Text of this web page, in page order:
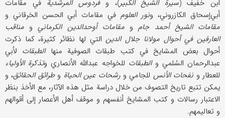
ابن خفيف (سيرة الشيخ الكبير)، وفردوس المرشدية في مقامات
أبي‌إسحاق الكازروني، ونور العلومفي مقامات أبي الحسن الخرقاني و
مقامات الشيخ أحمد جام و مقامات أوحد‌الدين الكرماني و مناقب
العارفين في أحوال مولانا جلال الدينالتي لها نظائر كثيرة، كما ذكرت
أحوال بعض المشايخ في كتب طبقات الصوفية منهاالطبقات لأبي
عبد‌الرحمان السُلمي والطبقات للخواجه عبدالله الأنصاري وتذكرة الأولياء
للعطار و نفحات الأنس للجامي ورشحات عين الحياة وطرائق الحقائق، و
يمكن تتبع تاريخ التصوف من خلال دراسة مثل هذه الآثار، مع الأخذ بنظر
الاعتبار رسالات و كتب المشايخ أنفسهم و موقف أهل الأعصار إلى أقوالهم
و تعاليمهم.